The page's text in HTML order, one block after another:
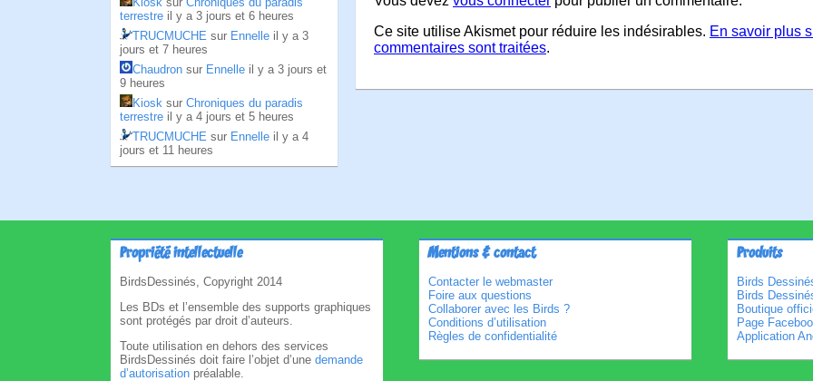
terrestre il y a 3 jours et 6 heures
TRUCMUCHE sur Ennelle il y a 3
jours et 7 heures
Chaudron sur Ennelle il y a 3 jours et
9 heures
Kiosk sur Chroniques du paradis
terrestre il y a 4 jours et 5 heures
TRUCMUCHE sur Ennelle il y a 4
jours et 11 heures
Ce site utilise Akismet pour réduire les indésirables. En savoir plus
commentaires sont traitées.
Propriété intellectuelle
BirdsDessinés, Copyright 2014
Les BDs et l’ensemble des supports graphiques
sont protégés par droit d’auteurs.
Toute utilisation en dehors des services
BirdsDessinés doit faire l’objet d’une demande
d’autorisation préalable.
Mentions & contact
Contacter le webmaster
Foire aux questions
Collaborer avec les Birds ?
Conditions d’utilisation
Règles de confidentialité
Produits
Birds
Birds
Boutique
Page
Application